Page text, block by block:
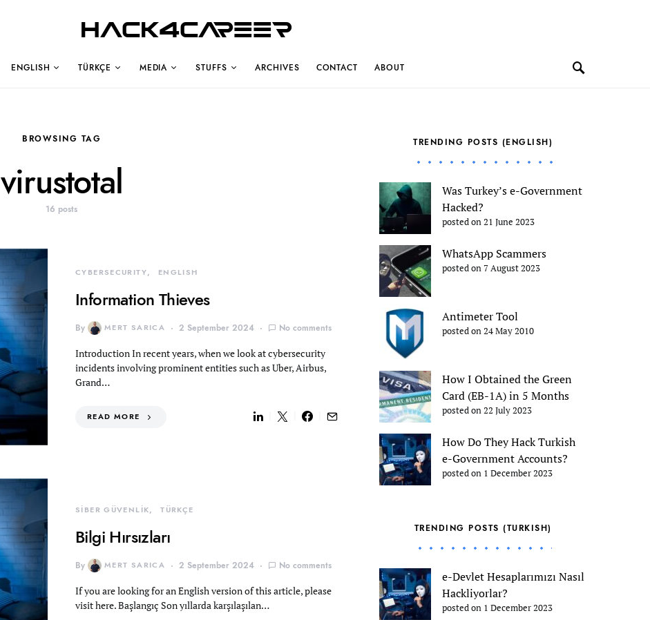
Hack4Career
ENGLISH TÜRKÇE MEDIA STUFFS ARCHIVES CONTACT ABOUT
BROWSING TAG
virustotal
16 posts
CYBERSECURITY ENGLISH
Information Thieves
By MERT SARICA 2 September 2024 No comments
Introduction In recent years, when we look at cybersecurity
incidents involving prominent entities such as Uber, Airbus,
Grand…
READ MORE
SİBER GÜVENLİK TÜRKÇE
Bilgi Hırsızları
By MERT SARICA 2 September 2024 No comments
If you are looking for an English version of this article, please
visit here. Başlangıç Son yıllarda karşılaşılan…
TRENDING POSTS (ENGLISH)
Was Turkey’s e-Government
Hacked?
posted on 21 June 2023
WhatsApp Scammers
posted on 7 August 2023
Antimeter Tool
posted on 24 May 2010
How I Obtained the Green
Card (EB-1A) in 5 Months
posted on 22 July 2023
How Do They Hack Turkish
e-Government Accounts?
posted on 1 December 2023
TRENDING POSTS (TURKISH)
e-Devlet Hesaplarımızı Nasıl
Hackliyorlar?
posted on 1 December 2023